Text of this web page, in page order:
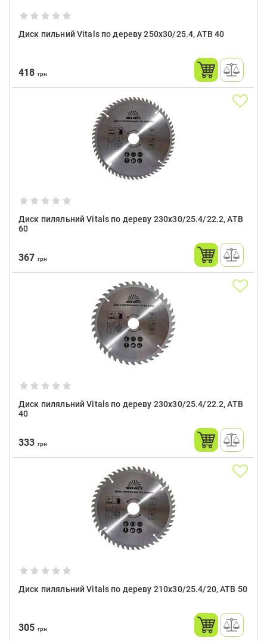
Диск пильний Vitals по дереву 250x30/25.4, ATB 40
418 грн
Диск пиляльний Vitals по дереву 230x30/25.4/22.2, ATB
60
367 грн
Диск пиляльний Vitals по дереву 230x30/25.4/22.2, ATB
40
333 грн
Диск пиляльний Vitals по дереву 210x30/25.4/20, ATB 50
305 грн